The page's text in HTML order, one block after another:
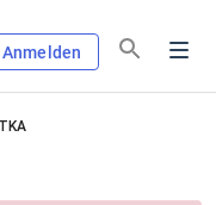
Anmelden